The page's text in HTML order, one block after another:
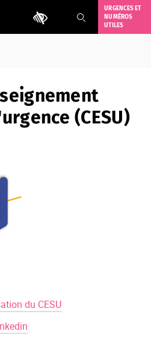
Outils d'accessibilité
URGENCES ET
NUMÉROS
UTILES
(CESU)
du CESU